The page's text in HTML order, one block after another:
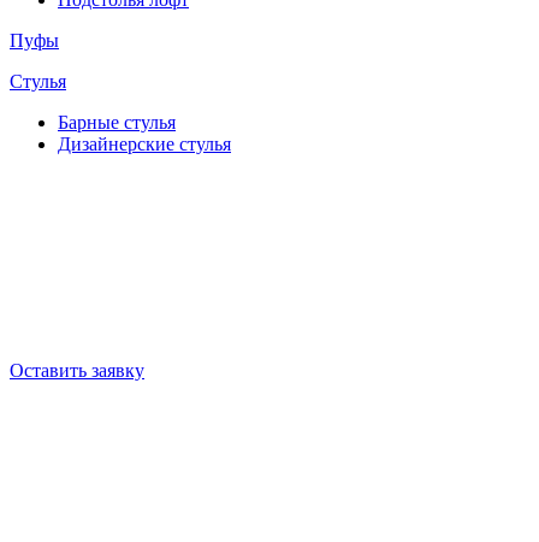
Пуфы
Стулья
Барные cтулья
Дизайнерские cтулья
Оставить заявку